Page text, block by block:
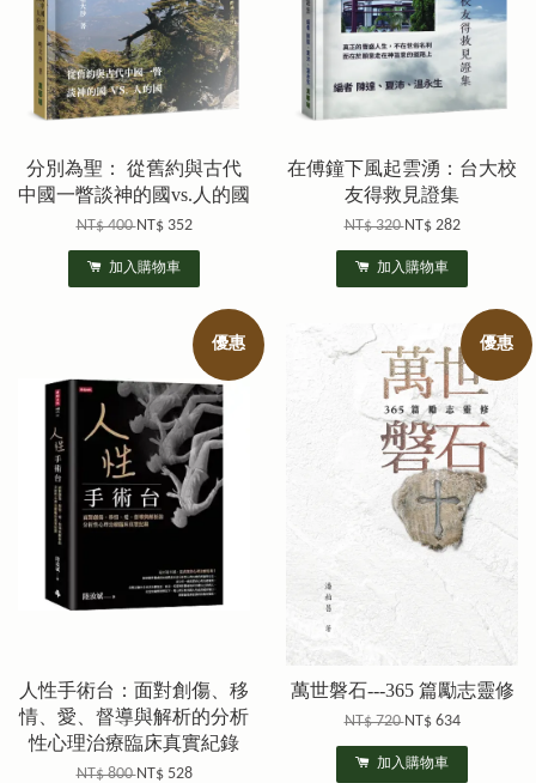
分別為聖： 從舊約與古代
中國一瞥談神的國vs.人的國
NT$ 400NT$ 352
加入購物車
在傅鐘下風起雲湧：台大校
友得救見證集
NT$ 320NT$ 282
加入購物車
優惠
人性手術台：面對創傷、移
情、愛、督導與解析的分析
性心理治療臨床真實紀錄
NT$ 800NT$ 528
優惠
萬世磐石---365 篇勵志靈修
NT$ 720NT$ 634
加入購物車